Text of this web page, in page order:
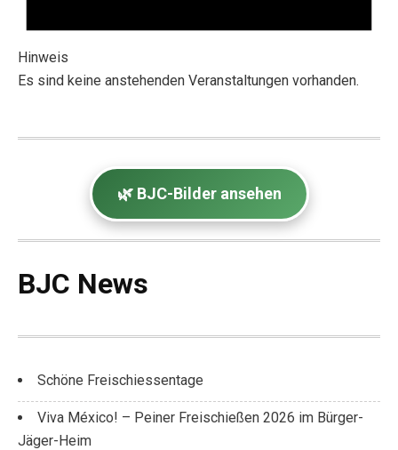
Hinweis
Es sind keine anstehenden Veranstaltungen vorhanden.
🌿 BJC-Bilder ansehen
BJC News
Schöne Freischiessentage
Viva México! – Peiner Freischießen 2026 im Bürger-
Jäger-Heim